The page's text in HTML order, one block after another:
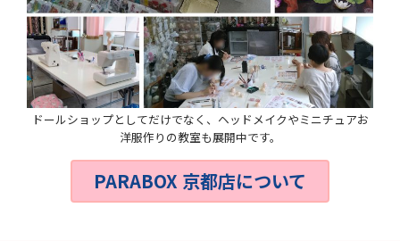
ドールショップとしてだけでなく、ヘッドメイクやミニチュアお
洋服作りの教室も展開中です。
PARABOX 京都店について